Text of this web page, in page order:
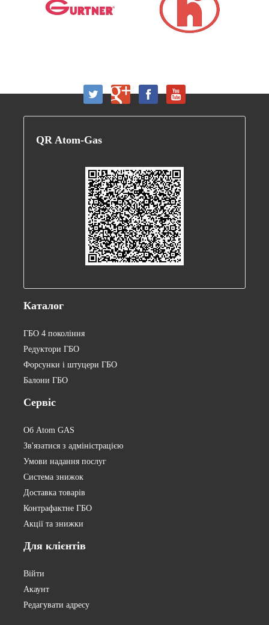
QR Atom-Gas
Каталог
ГБО 4 покоління
Редуктори ГБО
Форсунки і штуцери ГБО
Балони ГБО
Сервіс
Об Atom GAS
Зв'язатися з адміністрацією
Умови надання послуг
Система знижок
Доставка товарів
Контрафактне ГБО
Акції та знижки
Для клієнтів
Війти
Акаунт
Редагувати адресу